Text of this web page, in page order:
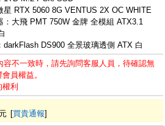
星 RTX 5060 8G VENTUS 2X OC WHITE
：大飛 PMT 750W 金牌 全模組 ATX3.1
darkFlash DS900 全景玻璃透側 ATX 白
不一致時，請先詢問客服人員，待確認無
員權益。
利
元 [買貴通報]